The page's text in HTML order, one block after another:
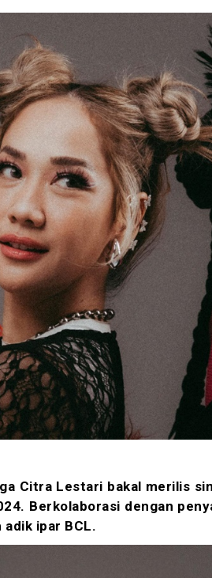
Citra Lestari bakal merilis
Berkolaborasi dengan
adik ipar BCL.